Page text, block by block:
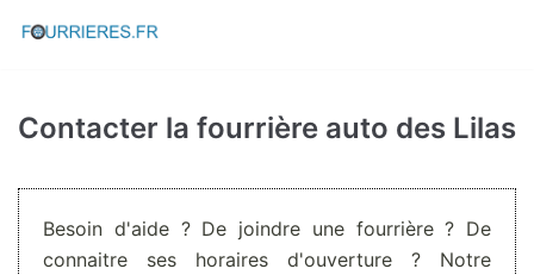
Aller
Contacter la fourrière auto des Lilas
Besoin d'aide ? De joindre une fourrière ? De
connaitre ses horaires d'ouverture ? Notre